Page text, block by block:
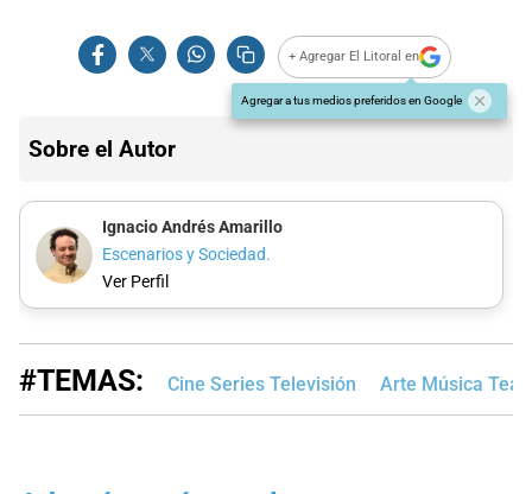
+ Agregar El Litoral en
Agregar a tus medios preferidos en Google
Sobre el Autor
Ignacio Andrés Amarillo
Escenarios y Sociedad.
Ver Perfil
#TEMAS: Cine Series Televisión Arte Música